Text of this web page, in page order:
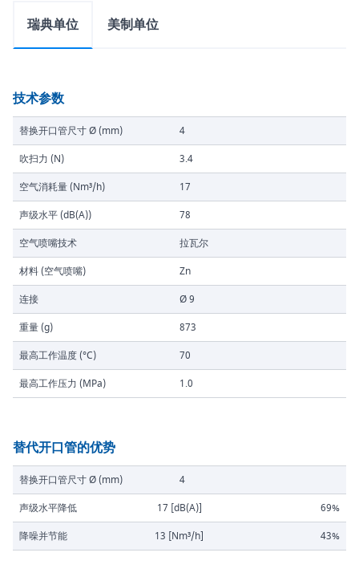
瑞典单位 美制单位
技术参数
替换开口管尺寸 Ø (mm)
4
吹扫力 (N)
3.4
空气消耗量 (Nm³/h)
17
声级水平 (dB(A))
78
空气喷嘴技术
拉瓦尔
材料 (空气喷嘴)
Zn
连接
Ø 9
重量 (g)
873
最高工作温度 (°C)
70
最高工作压力 (MPa)
1.0
替代开口管的优势
替换开口管尺寸 Ø (mm)
4
声级水平降低
17 [dB(A)]
69%
降噪并节能
13 [Nm³/h] 43%